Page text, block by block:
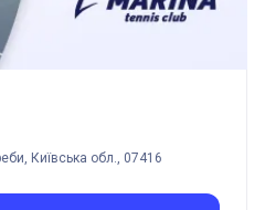
своего дела, которые
вас индивидуальную
вашему
тренажерах с богатым
инструкторов,
впечатляющих
готовы изменить свою
Київська обл., 07416